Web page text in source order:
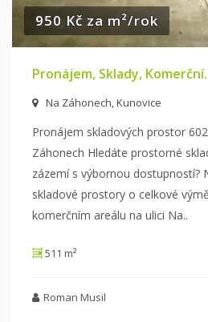
950 Kč za m²/rok
Pronájem, Sklady,
Na Záhonech, Kunovice
Pronájem skladových prostor
Záhonech Hledáte prostorné
zázemí s výbornou dostupností?
skladové prostory o celkové
komerčním areálu na ulici Na..
511 m²
Roman Musil